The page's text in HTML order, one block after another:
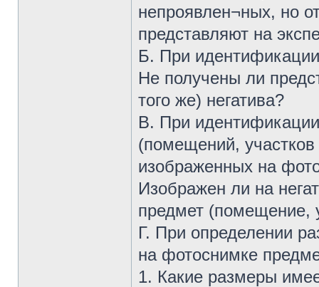
непроявлен¬ных, но
представляют на
Б. При
Не получены ли
того же) негатива?
В. При
(помещений, участков
изображенных на
Изображен ли на
предмет (помещение,
Г. При определении
на фотоснимке
1. Какие размеры